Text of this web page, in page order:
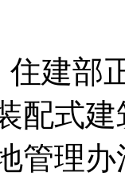
住建部
配式
管理办